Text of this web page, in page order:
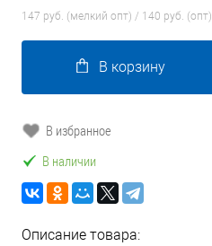
147 руб. (мелкий опт) / 140 руб. (опт)
В корзину
В избранное
В наличии
Описание товара: